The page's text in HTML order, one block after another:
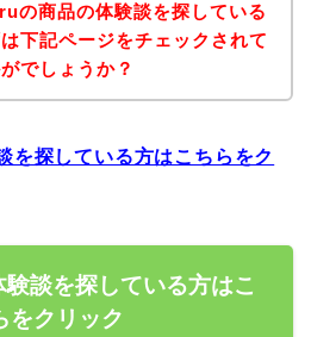
の商品の体験談を探している
下記ページをチェックされて
でしょうか？
を探している方はこちらをク
談を探している方はこ
をクリック